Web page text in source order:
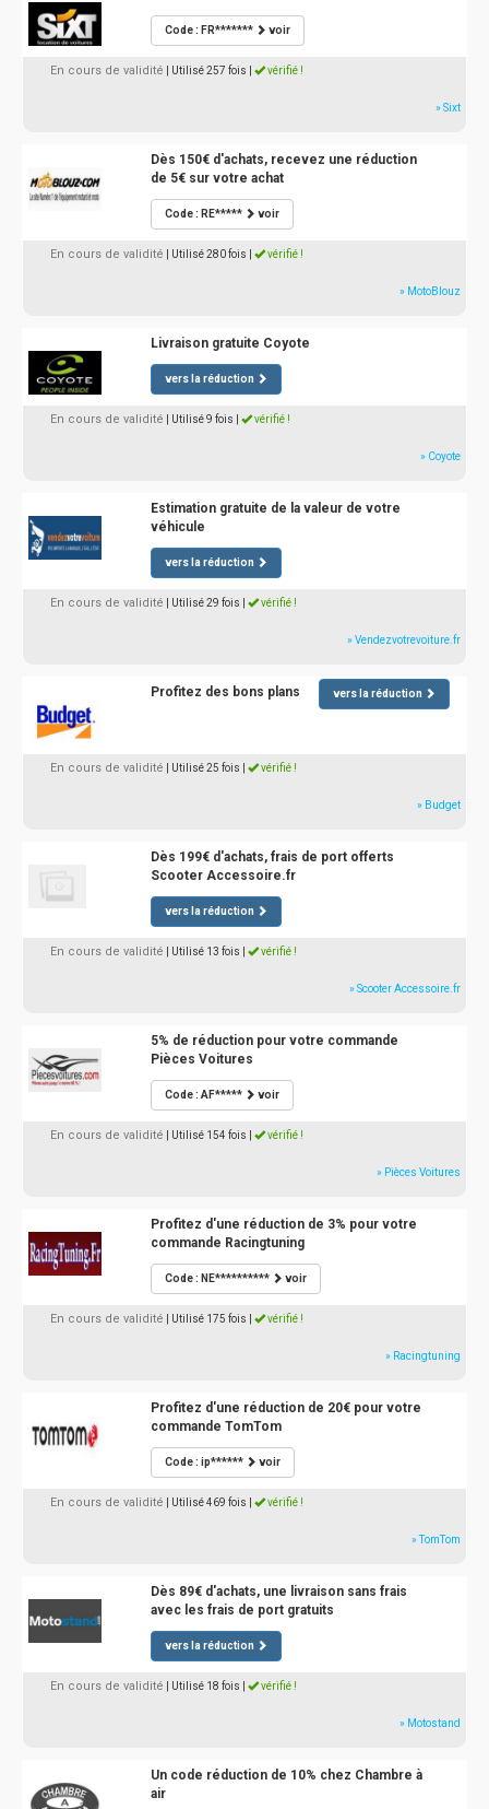
Code : FR******* voir
En cours de validité | Utilisé 257 fois vérifié !
» Sixt
Dès 150€ d'achats, recevez une réduction
de 5€ sur votre achat
Code : RE***** voir
En cours de validité | Utilisé 280 fois vérifié !
» MotoBlouz
Livraison gratuite Coyote
vers la réduction
En cours de validité | Utilisé 9 fois vérifié !
» Coyote
Estimation gratuite de la valeur de votre
véhicule
vers la réduction
En cours de validité | Utilisé 29 fois vérifié !
» Vendezvotrevoiture.fr
Profitez des bons plans vers la réduction
En cours de validité | Utilisé 25 fois vérifié !
» Budget
Dès 199€ d'achats, frais de port offerts
Scooter Accessoire.fr
vers la réduction
En cours de validité | Utilisé 13 fois vérifié !
» Scooter Accessoire.fr
5% de réduction pour votre commande
Pièces Voitures
Code : AF***** voir
En cours de validité | Utilisé 154 fois vérifié !
» Pièces Voitures
Profitez d'une réduction de 3% pour votre
commande Racingtuning
Code : NE********** voir
En cours de validité | Utilisé 175 fois vérifié !
» Racingtuning
Profitez d'une réduction de 20€ pour votre
commande TomTom
Code : ip****** voir
En cours de validité | Utilisé 469 fois vérifié !
» TomTom
Dès 89€ d'achats, une livraison sans frais
avec les frais de port gratuits
vers la réduction
En cours de validité | Utilisé 18 fois vérifié !
» Motostand
Un code réduction de 10% chez Chambre à
air